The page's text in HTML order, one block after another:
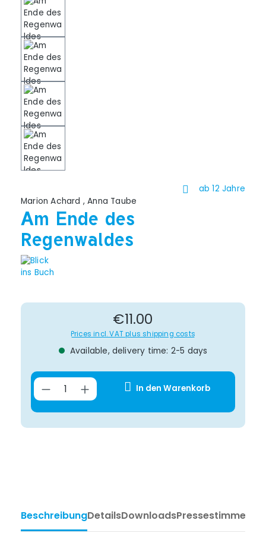
ab 12 Jahre
Marion Achard ,Anna Taube
Am Ende des
Regenwaldes
Regular price:
€11.00
Prices incl. VAT plus shipping costs
Available, delivery time: 2-5 days
Product Quantity: Enter the
In den Warenkorb
BeschreibungDetailsDownloadsPressestimmen